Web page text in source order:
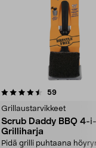
59arvostelut
Grillaustarvikkeet
Scrub Daddy BBQ 4-
Grilliharja
Pidä grilli puhtaana
4.5 viidestä